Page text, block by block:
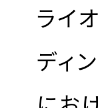
ライ
ディ